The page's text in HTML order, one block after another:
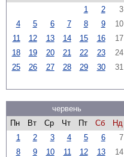
1
2
3
4
5 6 7 8 9
10
11
12 13 14 15 16
17
18
19 20 21 22 23
24
25
26 27 28 29 30 31
червень
Пн
Вт Ср Чт Пт Сб
Нд
1
2 3 4 5 6
7
8
9 10 11 12 13
14